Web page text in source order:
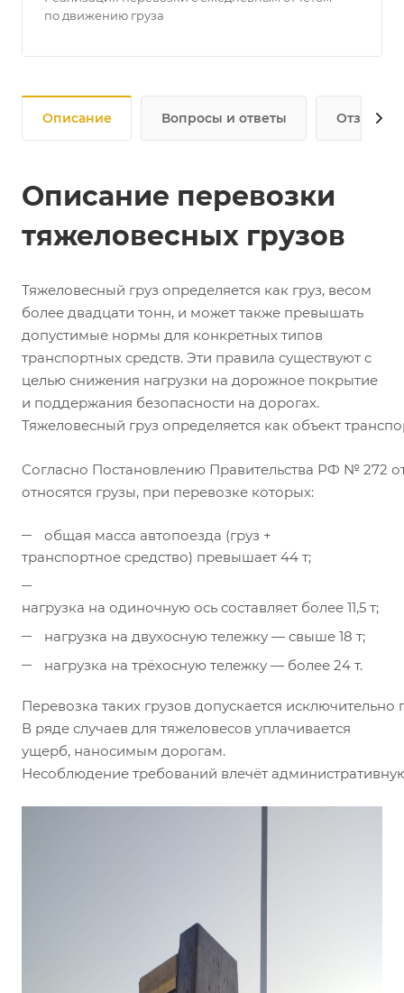
по движению груза
Описание Вопросы и ответы Отзывы
Описание перевозки
тяжеловесных грузов
Тяжеловесный груз определяется как груз, весом
более двадцати тонн, и может также превышать
допустимые нормы для конкретных типов
транспортных средств. Эти правила существуют с
целью снижения нагрузки на дорожное покрытие
и поддержания безопасности на дорогах.
Тяжеловесный груз определяется как объект
Согласно Постановлению Правительства РФ № 272 от
относятся грузы, при перевозке которых:
общая масса автопоезда (груз +
транспортное средство) превышает 44 т;
нагрузка на одиночную ось составляет более 11,5 т;
нагрузка на двухосную тележку — свыше 18 т;
нагрузка на трёхосную тележку — более 24 т.
Перевозка таких грузов допускается
В ряде случаев для тяжеловесов уплачивается
ущерб, наносимым дорогам.
Несоблюдение требований влечёт